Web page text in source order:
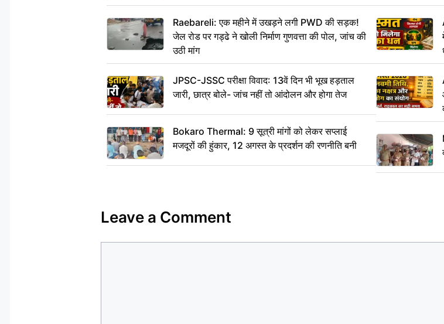
Raebareli: एक महीने में उखड़ने लगी PWD की सड़क!
जेल रोड पर गड्ढे ने खोली निर्माण गुणवत्ता की पोल, जांच की
उठी मांग
JPSC-JSSC परीक्षा विवाद: 13वें दिन भी भूख हड़ताल
जारी, छात्र बोले- जांच नहीं तो आंदोलन और होगा तेज
Bokaro Thermal: 9 सूत्री मांगों को लेकर सप्लाई
मजदूरों की हुंकार, 12 अगस्त के प्रदर्शन की रणनीति बनी
Leave a Comment